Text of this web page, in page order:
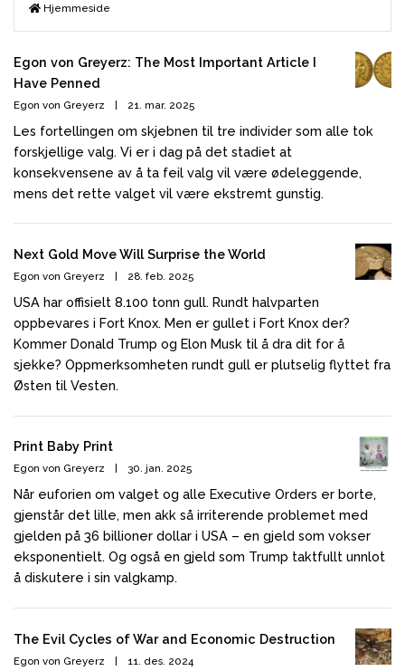
Hjemmeside
​Egon von Greyerz: The Most Important Article I
Have Penned
Egon von Greyerz | 21. mar. 2025
Les fortellingen om skjebnen til tre individer som alle tok
forskjellige valg. Vi er i dag på det stadiet at
konsekvensene av å ta feil valg vil være ødeleggende,
mens det rette valget vil være ekstremt gunstig.
Next Gold Move Will Surprise the World
Egon von Greyerz | 28. feb. 2025
USA har offisielt 8.100 tonn gull. Rundt halvparten
oppbevares i Fort Knox. Men er gullet i Fort Knox der?
Kommer Donald Trump og Elon Musk til å dra dit for å
sjekke? Oppmerksomheten rundt gull er plutselig flyttet fra
Østen til Vesten.
Print Baby Print
Egon von Greyerz 30. jan. 2025
Når euforien om valget og alle Executive Orders er borte,
gjenstår det lille, men akk så irriterende problemet med
gjelden på 36 billioner dollar i USA – en gjeld som vokser
eksponentielt. Og også en gjeld som Trump taktfullt unnlot
å diskutere i sin valgkamp.
The Evil Cycles of War and Economic Destruction
Egon von Greyerz | 11. des. 2024